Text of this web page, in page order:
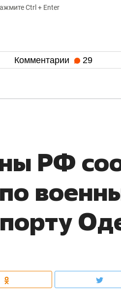
Ctrl + Enter
Комментарии 29
РФ